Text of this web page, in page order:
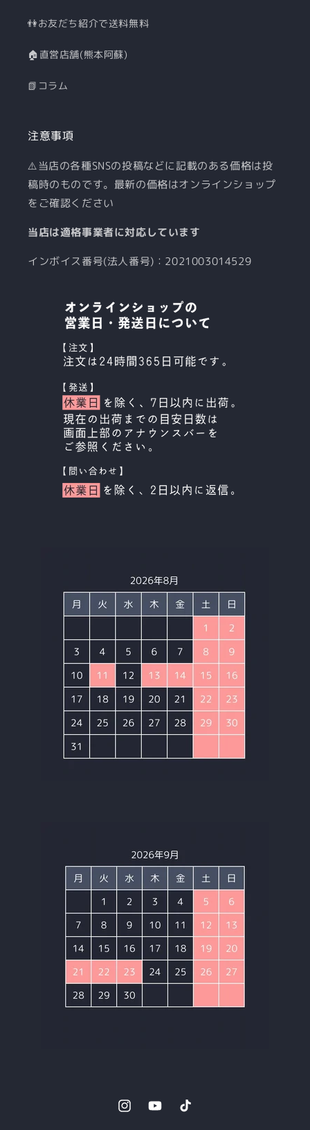
👫お友だち紹介で送料無料
🏠直営店舗(熊本阿蘇)
📗コラム
注意事項
⚠️当店の各種SNSの投稿などに記載のある価格は投
稿時のものです。最新の価格はオンラインショップ
をご確認ください
当店は適格事業者に対応しています
インボイス番号(法人番号)：2021003014529
InstagramYouTubeTikTok